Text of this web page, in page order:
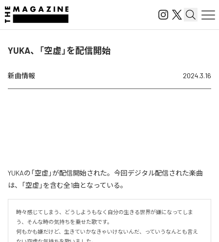
YUKA、「空虚」を配信開始
新曲情報 2024.3.16
YUKAの「空虚」が配信開始された。今回デジタル配信された楽曲
は、「空虚」を含む全1曲となっている。
時々感じてしまう、どうしようもなく自分の生きる世界が嫌になってしま
う、そんな時の気持ちを乗せた歌です。
何もかも嫌だけど、生きていかなきゃいけないんだ、っていうなんとも言え